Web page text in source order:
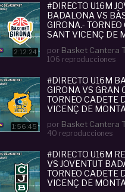
2:12:24
#DIRECTO U16M
BADALONA VS
GIRONA.-
SANT VICENÇ DE
por Basket Cantera
106 reproducciones
1:56:45
#DIRECTO U16M
GIRONA VS GRAN
TORNEO CADETE
VICENÇ DE
por Basket Cantera
40 reproducciones
#DIRECTO U16M
VS JOVENTUT
TORNEO CADETE
VICENÇ DE